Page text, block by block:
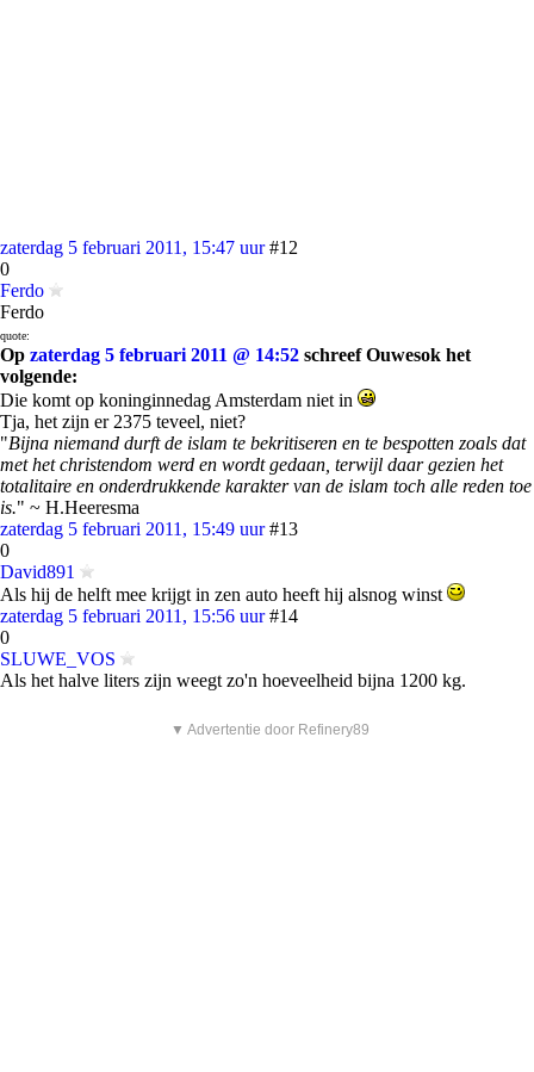
zaterdag 5 februari 2011, 15:47 uur #12
0
Ferdo
Ferdo
quote:
Op zaterdag 5 februari 2011 @ 14:52 schreef Ouwesok het
volgende:
Die komt op koninginnedag Amsterdam niet in
Tja, het zijn er 2375 teveel, niet?
"Bijna niemand durft de islam te bekritiseren en te bespotten zoals dat
met het christendom werd en wordt gedaan, terwijl daar gezien het
totalitaire en onderdrukkende karakter van de islam toch alle reden toe
is." ~ H.Heeresma
zaterdag 5 februari 2011, 15:49 uur #13
0
David891
Als hij de helft mee krijgt in zen auto heeft hij alsnog winst
zaterdag 5 februari 2011, 15:56 uur #14
0
SLUWE_VOS
Als het halve liters zijn weegt zo'n hoeveelheid bijna 1200 kg.
▼ Advertentie door Refinery89